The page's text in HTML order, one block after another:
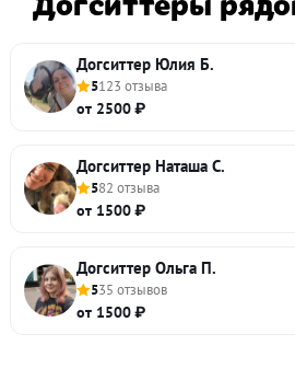
Догситтер Юлия Б.
5123 отзыва
от 2500 ₽
Догситтер Наташа С.
582 отзыва
от 1500 ₽
Догситтер Ольга П.
535 отзывов
от 1500 ₽